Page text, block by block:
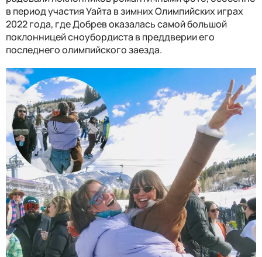
в период участия Уайта в зимних Олимпийских играх
2022 года, где Добрев оказалась самой большой
поклонницей сноубордиста в преддверии его
последнего олимпийского заезда.